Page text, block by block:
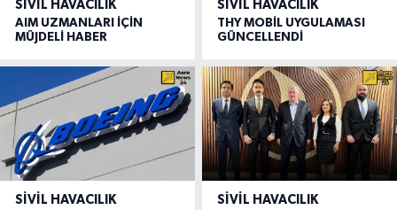
SIVIL HAVACILIK
AIM UZMANLARI İÇİN
MÜJDELİ HABER
SIVIL HAVACILIK
THY MOBİL UYGULAMASI
GÜNCELLENDİ
SIVIL HAVACILIK SIVIL HAVACILIK